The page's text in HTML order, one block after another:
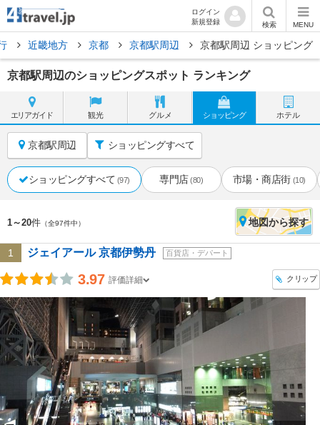
ログイン
新規登録
検索 MENU
近畿地方 京都 京都駅周辺 京都駅周辺 ショッピング
京都駅周辺のショッピングスポット ランキング
エリアガイド 観光 グルメ ショッピング ホテル
京都駅周辺 ショッピングすべて
ショッピングすべて (97) 専門店 (80) 市場・商店街 (10)
1～20件 （全97件中） 地図から探す
1 ジェイアール 京都伊勢丹 百貨店・デパート
3.97 評価詳細 クリップ